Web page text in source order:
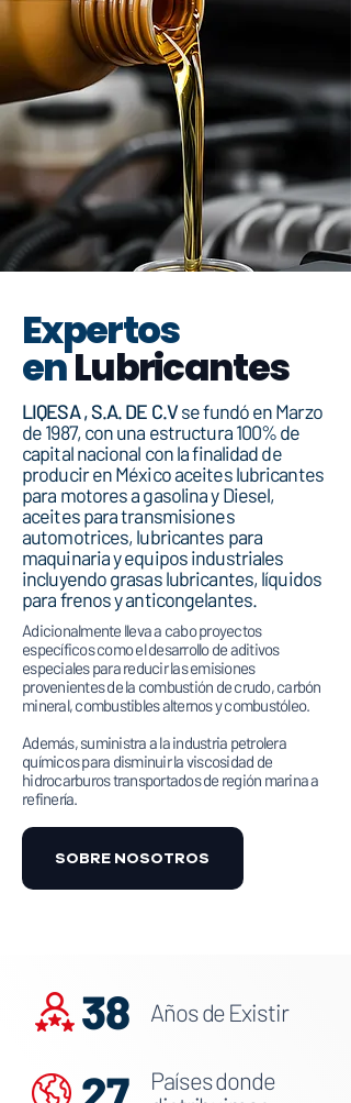
Expertos
enLubricantes
LIQESA , S.A. DE C.Vse fundó en Marzo
de 1987, con una estructura 100% de
capital nacional con la finalidad de
producir en México aceites lubricantes
para motores a gasolina y Diesel,
aceites para transmisiones
automotrices, lubricantes para
maquinaria y equipos industriales
incluyendo grasas lubricantes, líquidos
para frenos y anticongelantes.
Adicionalmente lleva a cabo proyectos
específicos como el desarrollo de aditivos
especiales para reducir las emisiones
provenientes de la combustión de crudo, carbón
mineral, combustibles alternos y combustóleo.
Además, suministra a la industria petrolera
químicos para disminuir la viscosidad de
hidrocarburos transportados de región marina a
refinería.
SOBRE NOSOTROS
38 Años de Existir
27
Países donde